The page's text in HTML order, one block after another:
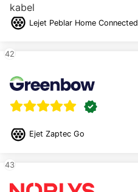
kabel
Lejet Peblar Home Connected
42
verified
Ejet Zaptec Go
43